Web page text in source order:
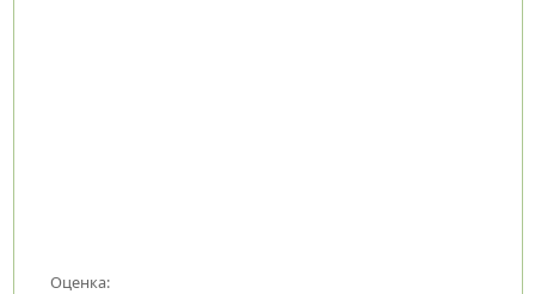
Оценка: